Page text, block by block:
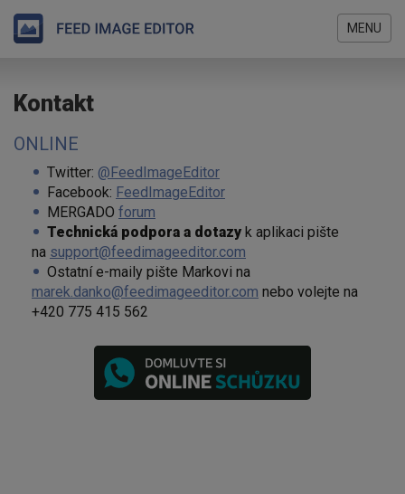
hlavnímu
MENU
zde
Kontakt
ONLINE
Twitter: @FeedImageEditor
Facebook: FeedImageEditor
MERGADO forum
Technická podpora a dotazy k aplikaci pište
na support@feedimageeditor.com
Ostatní e-maily pište Markovi na
marek.danko@feedimageeditor.com nebo volejte na
+420 775 415 562